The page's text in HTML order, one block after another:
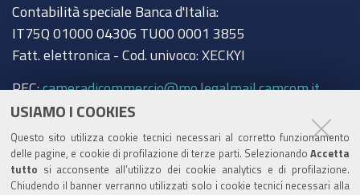
USIAMO I COOKIES
Questo sito utilizza cookie tecnici necessari al corretto funzionamento
delle pagine, e cookie di profilazione di terze parti. Selezionando Accetta
tutto si acconsente all’utilizzo dei cookie analytics e di profilazione.
Chiudendo il banner verranno utilizzati solo i cookie tecnici necessari alla
Contabilità speciale Banca d'Italia:
IT75Q 01000 04306 TU00 0001 3855
Fatt. elettronica - Cod. univoco: XECKYI
PEC:cameradicommercio@mo.legalmail.camcom.it
Trasparenza
Amministrazione trasparente
Albo Camerale